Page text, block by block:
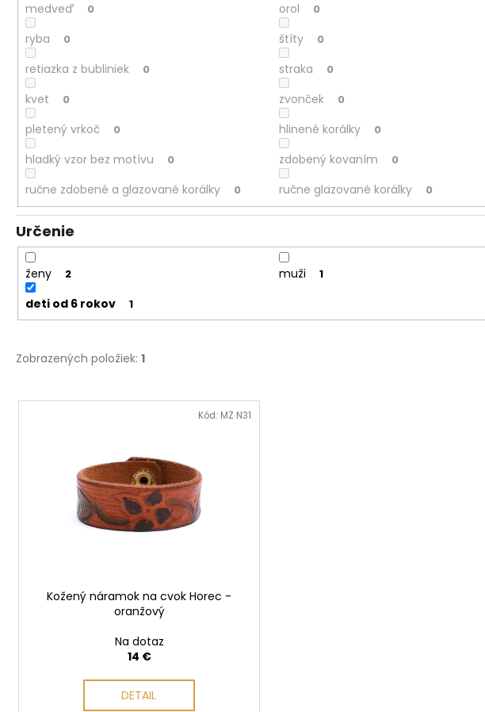
medveď 0 orol 0
ryba 0 štíty 0
retiazka z bubliniek 0 straka 0
kvet 0 zvonček 0
pletený vrkoč 0 hlinené korálky 0
hladký vzor bez motívu 0 zdobený kovaním 0
ručne zdobené a glazované korálky 0 ručne glazované korálky 0
Určenie
ženy 2 muži 1
deti od 6 rokov 1
Zobrazených položiek: 1
V
Kožený náramok na cvok Horec -
oranžový
Na dotaz
14 €
DETAIL
Kód: MZ N31